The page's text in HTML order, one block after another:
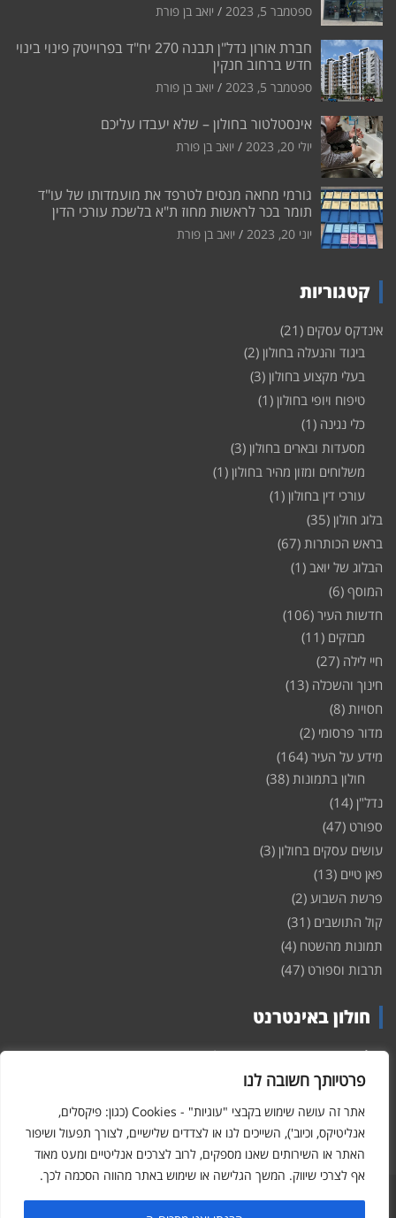
פרטיותך חשובה לנו
אתר זה עושה שימוש בקבצי "עוגיות" - Cookies (כגון: פיקסלים,
אנליטיקס, וכיוב'), השייכים לנו או לצדדים שלישיים, לצורך תפעול ושיפור
האתר או השירותים שאנו מספקים, לרוב לצרכים אנליטיים ומעט מאוד
אף לצרכי שיווק. המשך הגלישה או שימוש באתר מהווה הסכמה לכך.
ספטמבר 5, 2023 יואב בן פורת
חברת אורון נדל"ן תבנה 270 יח"ד בפרוייטק פינוי בינוי
חדש ברחוב חנקין
ספטמבר 5, 2023 יואב בן פורת
אינסטלטור בחולון – שלא יעבדו עליכם
יולי 20, 2023 יואב בן פורת
גורמי מחאה מנסים לטרפד את מועמדותו של עו"ד
תומר בכר לראשות מחוז ת"א בלשכת עורכי הדין
יוני 20, 2023 יואב בן פורת
קטגוריות
אינדקס עסקים (21)
ביגוד והנעלה בחולון (2)
בעלי מקצוע בחולון (3)
טיפוח ויופי בחולון (1)
כלי נגינה (1)
מסעדות ובארים בחולון (3)
משלוחים ומזון מהיר בחולון (1)
עורכי דין בחולון (1)
בלוג חולון (35)
בראש הכותרות (67)
הבלוג של יואב (1)
המוסף (6)
חדשות העיר (106)
מבזקים (11)
חיי לילה (27)
חינוך והשכלה (13)
חסויות (8)
מדור פרסומי (2)
מידע על העיר (164)
חולון בתמונות (38)
נדל"ן (14)
ספורט (47)
עושים עסקים בחולון (3)
פאן טיים (13)
פרשת השבוע (2)
קול התושבים (31)
תמונות מהשטח (4)
תרבות וספורט (47)
חולון באינטרנט
חולוןבאינטרנט – האתר שמביא לכם עדכונים ומידע מהשטח מהעיר
חולון. במה פתוחה לקול תושבי חולון באינטרנט, מידע על
ופרוייקטים חדשים בעיר, חיי לילה, וכן טורי דעה, עסקים בחולון, ודיונים על
הנעשה בעיר. אתם מוזמנים ומוזמנות להשתתף בדיון ולשלוח לנו כתבות
ואף להגיב על הכתבות המפורסמות באתר.
Copyright © 2026Hcity – חולון באינטרנט